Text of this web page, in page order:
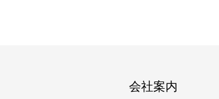
会社案内